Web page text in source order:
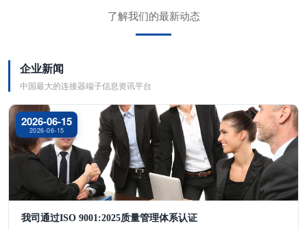
了解我们的最新动态
企业新闻
中国最大的连接器端子信息资讯平台
2026-06-15
2026-06-15
我司通过ISO 9001:2025质量管理体系认证